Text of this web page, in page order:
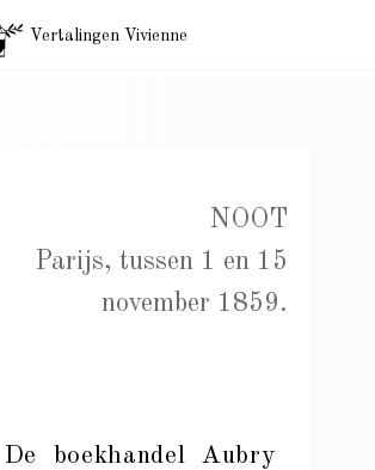
Vertalingen Vivienne
NOOT
Parijs, tussen 1 en 15
november 1859.
Aubry